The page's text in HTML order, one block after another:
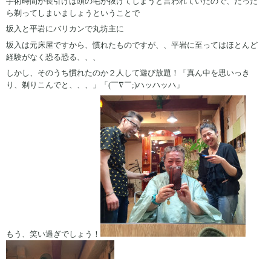
ら剃ってしまいましょうということで
坂入と平岩にバリカンで丸坊主に
坂入は元床屋ですから、慣れたものですが、、平岩に至ってはほとんど
経験がなく恐る恐る、、、
しかし、そのうち慣れたのか２人して遊び放題！「真ん中を思いっき
り、剃りこんでと、、、」「(￣∇￣;)ハッハッハ」
もう、笑い過ぎでしょう！